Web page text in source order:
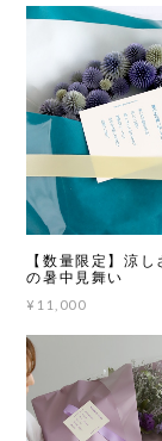
【数量限定】涼
の暑中見舞い
¥11,000